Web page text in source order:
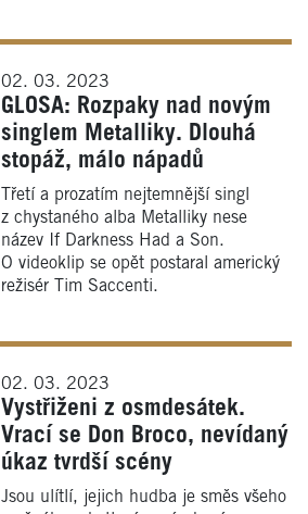
02. 03. 2023
GLOSA: Rozpaky nad novým
singlem Metalliky. Dlouhá
stopáž, málo nápadů
Třetí a prozatím nejtemnější singl
z chystaného alba Metalliky nese
název If Darkness Had a Son.
O videoklip se opět postaral americký
režisér Tim Saccenti.
02. 03. 2023
Vystřiženi z osmdesátek.
Vrací se Don Broco, nevídaný
úkaz tvrdší scény
Jsou ulítlí, jejich hudba je směs všeho